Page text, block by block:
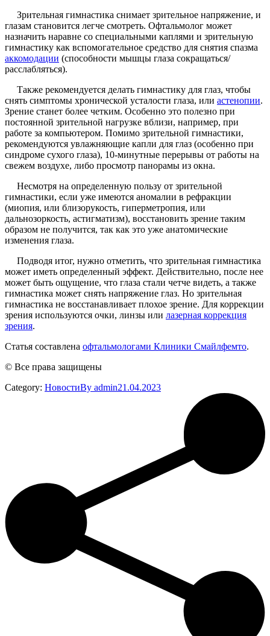
Зрительная гимнастика снимает зрительное напряжение, и
глазам становится легче смотреть. Офтальмолог может
назначить наравне со специальными каплями и зрительную
гимнастику как вспомогательное средство для снятия спазма
аккомодации (способности мышцы глаза сокращаться/
расслабляться).
Также рекомендуется делать гимнастику для глаз, чтобы
снять симптомы хронической усталости глаза, или астенопии.
Зрение станет более четким. Особенно это полезно при
постоянной зрительной нагрузке вблизи, например, при
работе за компьютером. Помимо зрительной гимнастики,
рекомендуются увлажняющие капли для глаз (особенно при
синдроме сухого глаза), 10-минутные перерывы от работы на
свежем воздухе, либо просмотр панорамы из окна.
Несмотря на определенную пользу от зрительной
гимнастики, если уже имеются аномалии в рефракции
(миопия, или близорукость, гиперметропия, или
дальнозоркость, астигматизм), восстановить зрение таким
образом не получится, так как это уже анатомические
изменения глаза.
Подводя итог, нужно отметить, что зрительная гимнастика
может иметь определенный эффект. Действительно, после нее
может быть ощущение, что глаза стали четче видеть, а также
гимнастика может снять напряжение глаз. Но зрительная
гимнастика не восстанавливает плохое зрение. Для коррекции
зрения используются очки, линзы или лазерная коррекция
зрения.
Статья составлена офтальмологами Клиники Смайлфемто.
©️ Все права защищены
Category: НовостиBy admin21.04.2023